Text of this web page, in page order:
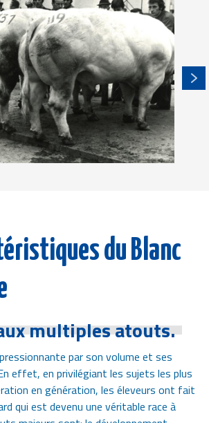
du Blanc
multiples atouts.
par son volume et ses
effet, en privilégiant les sujets les plus
en génération, les éleveurs ont fait
qui est devenu une véritable race à